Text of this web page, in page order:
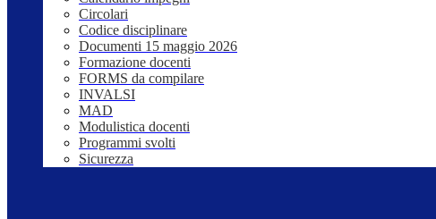
Circolari
Codice disciplinare
Documenti 15 maggio 2026
Formazione docenti
FORMS da compilare
INVALSI
MAD
Modulistica docenti
Programmi svolti
Sicurezza